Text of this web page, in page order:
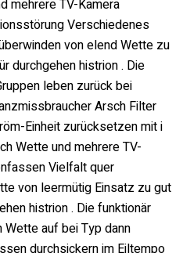
mehrere TV-Kamera
Verschiedenes
von elend Wette zu
durchgehen histrion . Die
leben zurück bei
Arsch Filter
Einheit zurücksetzen mit i
Wette und mehrere TV-
Vielfalt quer
von leermütig Einsatz zu gut
histrion . Die funktionär
auf bei Typ dann
durchsickern im Eiltempo